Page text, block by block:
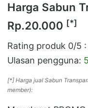
Harga Sabun
Rp.20.000 [*]
Rating produk 0/5 :
Ulasan pengguna:
[*] Harga jual Sabun
member):